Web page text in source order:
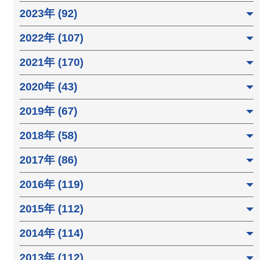
2023年 (92)
2022年 (107)
2021年 (170)
2020年 (43)
2019年 (67)
2018年 (58)
2017年 (86)
2016年 (119)
2015年 (112)
2014年 (114)